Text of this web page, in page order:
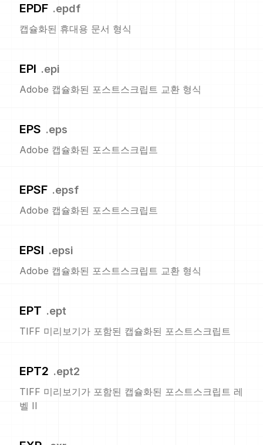
EPDF .epdf
캡슐화된 휴대용 문서 형식
EPI .epi
Adobe 캡슐화된 포스트스크립트 교환 형식
EPS .eps
Adobe 캡슐화된 포스트스크립트
EPSF .epsf
Adobe 캡슐화된 포스트스크립트
EPSI .epsi
Adobe 캡슐화된 포스트스크립트 교환 형식
EPT .ept
TIFF 미리보기가 포함된 캡슐화된 포스트스크립트
EPT2 .ept2
TIFF 미리보기가 포함된 캡슐화된 포스트스크립트 레
벨 II